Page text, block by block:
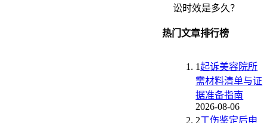
讼时效是多久？
热门文章排行榜
1起诉美容院所
需材料清单与证
据准备指南
2026-08-06
2工伤鉴定后申